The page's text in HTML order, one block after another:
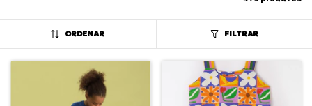
ORDENAR FILTRAR